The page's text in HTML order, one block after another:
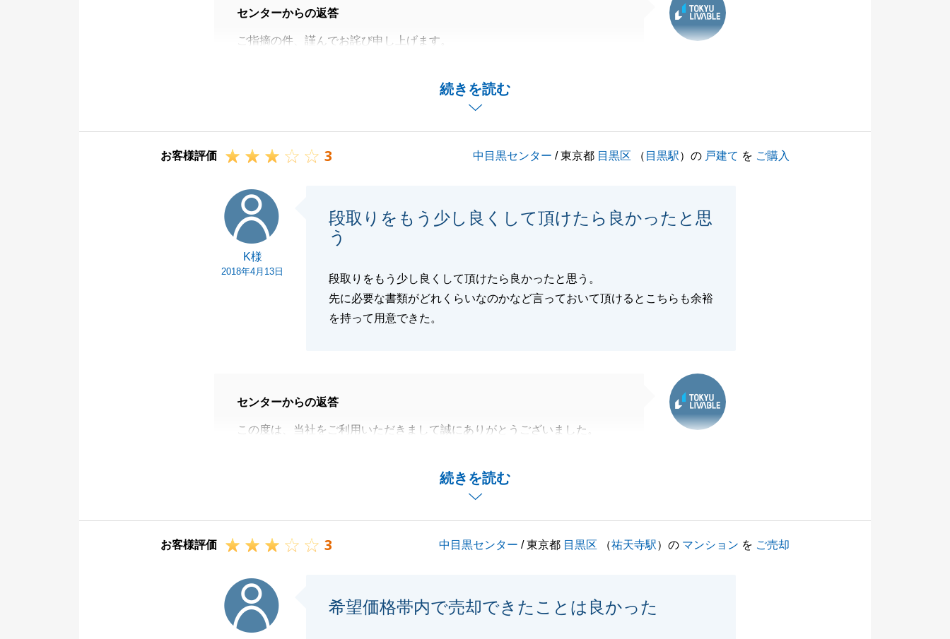
続きを読む
センターからの返答
ご指摘の件、謹んでお詫び申し上げます。
今回お叱り頂いた事をしっかりと受け止め、今後のお客様対応に反映させた
お客様評価 3 中目黒センター / 東京都 目黒区 （ 目黒駅）の 戸建て を ご購入
K様
2018年4月13日
段取りをもう少し良くして頂けたら良かったと思
う
段取りをもう少し良くして頂けたら良かったと思う。
先に必要な書類がどれくらいなのかなど言っておいて頂けるとこちらも余裕
を持って用意できた。
続きを読む
センターからの返答
この度は、当社をご利用いただきまして誠にありがとうございました。
私の至らない部分により、ご迷惑をおかけし申し訳ございませんでした。
Ｋ様にご指摘いただいた点を肝に銘じ、今後営業活動を進めてまいります。
今後ともよろしくお願い申し上げます。
お客様評価 3 中目黒センター / 東京都 目黒区 （祐天寺駅）の マンション を ご売却
希望価格帯内で売却できたことは良かった